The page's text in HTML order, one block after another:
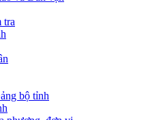
tra
bộ tỉnh